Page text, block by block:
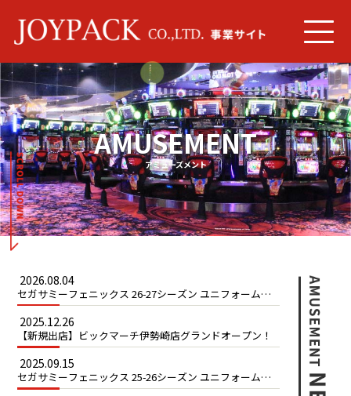
AMUSEMENT
アミューズメント
2026.08.04
セガサミーフェニックス 26-27シーズン ユニフォームパ
ートナー就任ついて
2025.12.26
【新規出店】ビックマーチ伊勢崎店グランドオープン！
2025.09.15
セガサミーフェニックス 25-26シーズン ユニフォームパ
ートナー就任ついて